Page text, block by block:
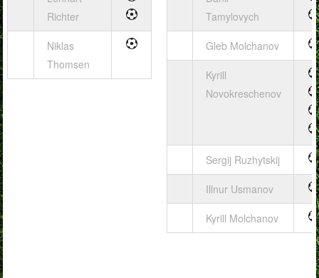
Richter
Niklas
Thomsen
Tamylovych
Gleb Molchanov
Kyrill
Novokreschenov
Sergij Ruzhytskij
Illnur Usmanov
Kyrill Molchanov